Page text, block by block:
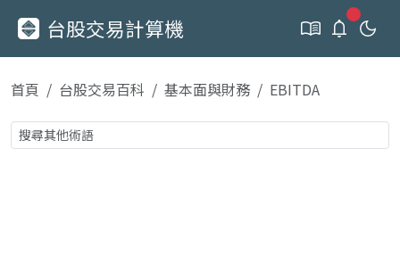
台股交易計算機 新通知
首頁 台股交易百科 基本面與財務 EBITDA